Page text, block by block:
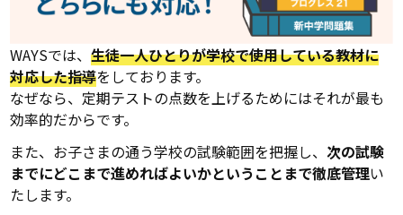
WAYSでは、生徒一人ひとりが学校で使用している教材に
対応した指導をしております。
なぜなら、定期テストの点数を上げるためにはそれが最も
効率的だからです。
また、お子さまの通う学校の試験範囲を把握し、次の試験
までにどこまで進めればよいかということまで徹底管理い
たします。